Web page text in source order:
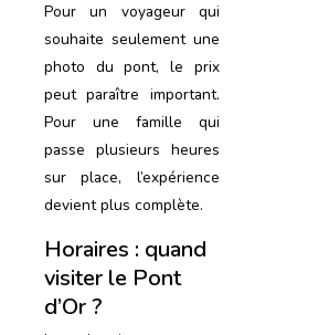
Pour un voyageur qui
souhaite seulement une
photo du pont, le prix
peut paraître important.
Pour une famille qui
passe plusieurs heures
sur place, l’expérience
devient plus complète.
Horaires : quand
visiter le Pont
d’Or ?